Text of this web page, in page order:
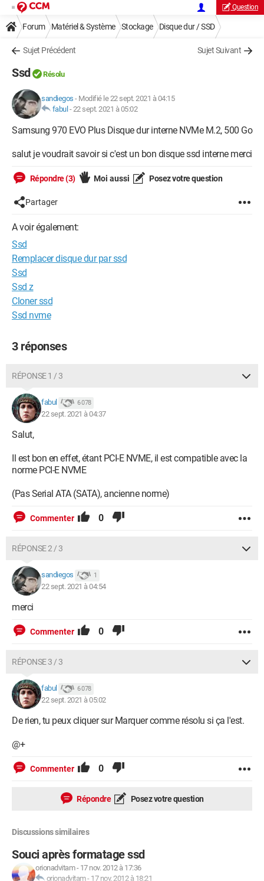
Question
Forum Matériel & Système Stockage Disque dur / SSD
Sujet Précédent Sujet Suivant
Ssd Résolu
sandiegos - Modifié le 22 sept. 2021 à 04:15
fabul -22 sept. 2021 à 05:02
Samsung 970 EVO Plus Disque dur interne NVMe M.2, 500 Go
salut je voudrait savoir si c'est un bon disque ssd interne merci
Répondre (3) Moi aussi Posez votre question
Partager
A voir également:
Ssd
Remplacer disque dur par ssd
Ssd
Ssd z
Cloner ssd
Ssd nvme
3 réponses
RÉPONSE 1 / 3
fabul 6 078
22 sept. 2021 à 04:37
Salut,
Il est bon en effet, étant PCI-E NVME, il est compatible avec la
norme PCI-E NVME
(Pas Serial ATA (SATA), ancienne norme)
Commenter 0
RÉPONSE 2 / 3
sandiegos 1
22 sept. 2021 à 04:54
merci
Commenter 0
RÉPONSE 3 / 3
fabul 6 078
22 sept. 2021 à 05:02
De rien, tu peux cliquer sur Marquer comme résolu si ça l'est.
@+
Commenter 0
Répondre Posez votre question
Discussions similaires
Souci après formatage ssd
orionadvitam- 17 nov. 2012 à 17:36
orionadvitam- 17 nov. 2012 à 18:21